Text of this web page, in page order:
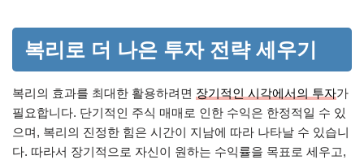
복리로 더 나은 투자 전략 세우기
복리의 효과를 최대한 활용하려면 장기적인 시각에서의 투자가
필요합니다. 단기적인 주식 매매로 인한 수익은 한정적일 수 있
으며, 복리의 진정한 힘은 시간이 지남에 따라 나타날 수 있습니
다. 따라서 장기적으로 자신이 원하는 수익률을 목표로 세우고,